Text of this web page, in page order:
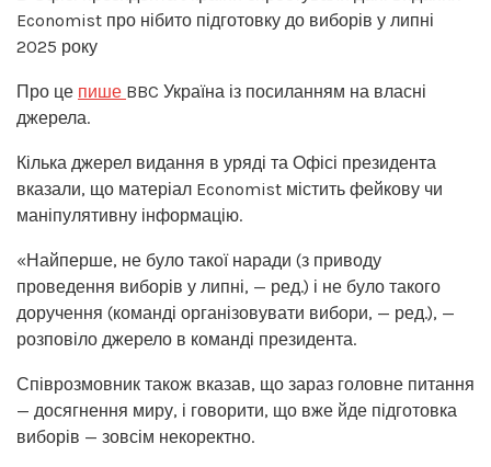
Economist про нібито підготовку до виборів у липні
2025 року
Про це пише BBC Україна із посиланням на власні
джерела.
Кілька джерел видання в уряді та Офісі президента
вказали, що матеріал Economist містить фейкову чи
маніпулятивну інформацію.
«Найперше, не було такої наради (з приводу
проведення виборів у липні, — ред.) і не було такого
доручення (команді організовувати вибори, — ред.), —
розповіло джерело в команді президента.
Співрозмовник також вказав, що зараз головне питання
— досягнення миру, і говорити, що вже йде підготовка
виборів — зовсім некоректно.